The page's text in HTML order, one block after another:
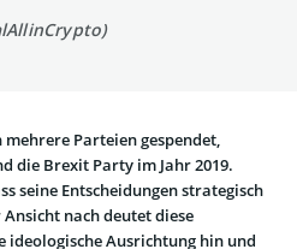
Parteien gespendet,
die Brexit Party im Jahr 2019.
seine Entscheidungen strategisch
nach deutet diese
ideologische Ausrichtung hin und